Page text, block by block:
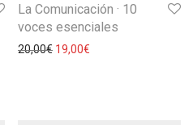
La Comunicación · 10
voces esenciales
20,00€ 19,00€